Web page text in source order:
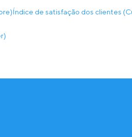
Índice de satisfação dos clientes